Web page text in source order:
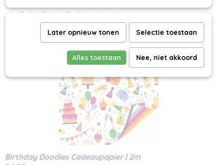
Past bij: Birthday Doodles cadeaupapier
Ook interessant
Birthday Doodles Cadeaupapier | 2m
Later opnieuw tonen Selectie toestaan
Alles toestaan Nee, niet akkoord